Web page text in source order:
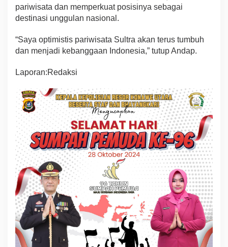
pariwisata dan memperkuat posisinya sebagai
destinasi unggulan nasional.
“Saya optimistis pariwisata Sultra akan terus tumbuh
dan menjadi kebanggaan Indonesia,” tutup Andap.
Laporan:Redaksi